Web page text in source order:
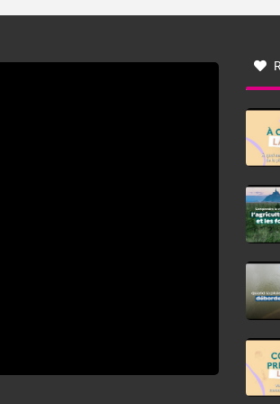
à nord-ouest, dans un secteur qui part du Roussillon à
monts, en allusion aux régions montagneuses d’où